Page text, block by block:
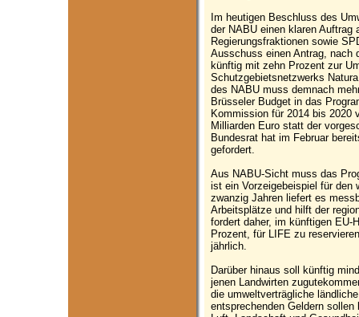
Im heutigen Beschluss des
der NABU einen klaren
Regierungsfraktionen sowie
Ausschuss einen Antrag, nach
künftig mit zehn Prozent zur
Schutzgebietsnetzwerks
des NABU muss demnach
Brüsseler Budget in das
Kommission für 2014 bis 2020
Milliarden Euro statt der
Bundesrat hat im Februar
gefordert.
Aus NABU-Sicht muss das
ist ein Vorzeigebeispiel für den
zwanzig Jahren liefert es
Arbeitsplätze und hilft der
fordert daher, im künftigen
Prozent, für LIFE zu
jährlich.
Darüber hinaus soll künftig
jenen Landwirten
die umweltverträgliche
entsprechenden Geldern